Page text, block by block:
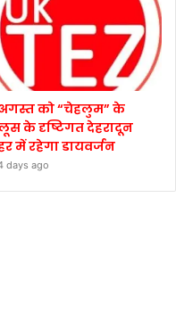
को “चेहलुम” के
के दृष्टिगत देहरादून
में रहेगा डायवर्जन
days ago